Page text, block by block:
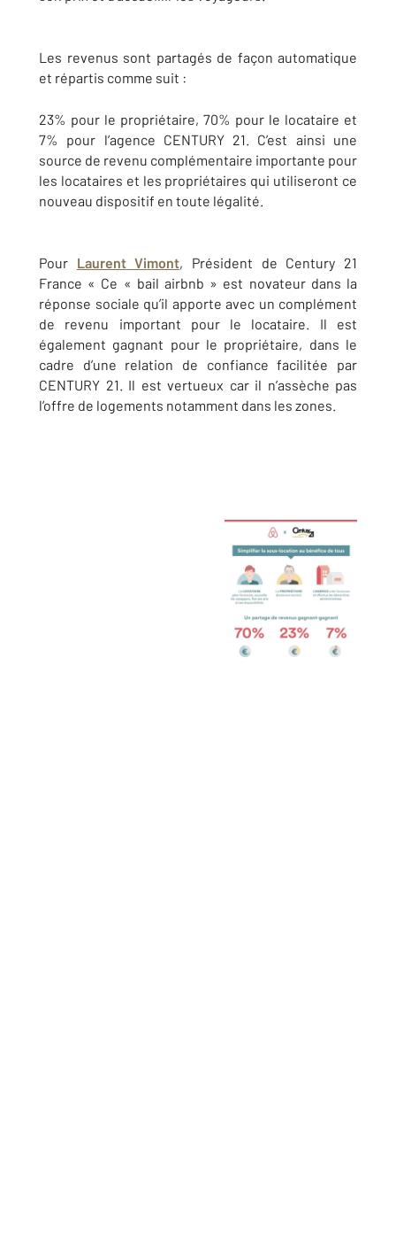
Les revenus sont partagés de façon automatique
et répartis comme suit :
23% pour le propriétaire, 70% pour le locataire et
7% pour l’agence CENTURY 21. C’est ainsi une
source de revenu complémentaire importante pour
les locataires et les propriétaires qui utiliseront ce
nouveau dispositif en toute légalité.
Pour Laurent Vimont, Président de Century 21
France « Ce « bail airbnb » est novateur dans la
réponse sociale qu’il apporte avec un complément
de revenu important pour le locataire. Il est
également gagnant pour le propriétaire, dans le
cadre d’une relation de confiance facilitée par
CENTURY 21. Il est vertueux car il n’assèche pas
l’offre de logements notamment dans les zones.